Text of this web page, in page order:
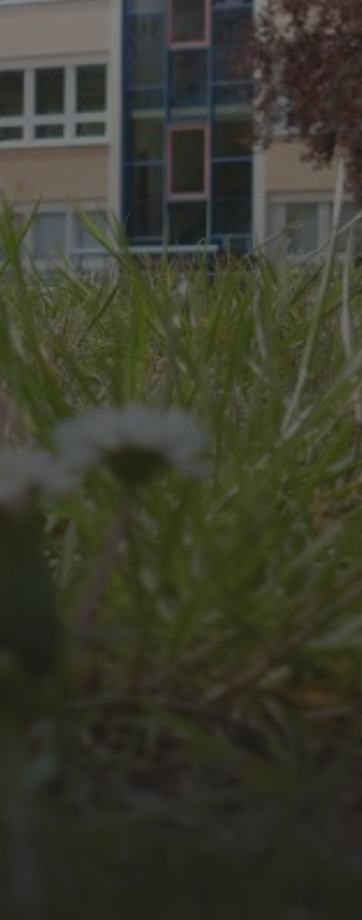
JULI 8, 2026
UNSER SCHUL-/SPORTFEST
2026
UNSER JAHRBUCH 2025/2026